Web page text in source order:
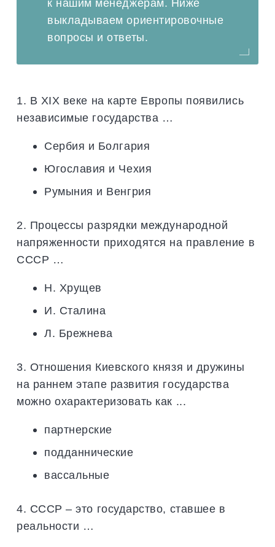
к нашим менеджерам. Ниже
выкладываем ориентировочные
вопросы и ответы.
1. В XIX веке на карте Европы появились
независимые государства …
Сербия и Болгария
Югославия и Чехия
Румыния и Венгрия
2. Процессы разрядки международной
напряженности приходятся на правление в
СССР …
Н. Хрущев
И. Сталина
Л. Брежнева
3. Отношения Киевского князя и дружины
на раннем этапе развития государства
можно охарактеризовать как ...
партнерские
подданнические
вассальные
4. СССР – это государство, ставшее в
реальности …